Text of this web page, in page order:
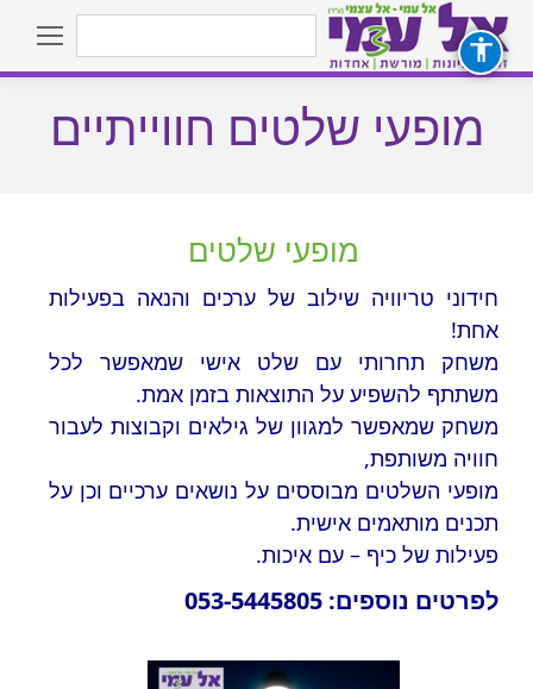
– שכבות ח’-ט’
שורשים – בני ובנות מצוה
השניים
חברתית
‘איתם ולמענם’
השנה – תכניות לחטיבה
השנה – תכניות לתיכון
You are here:
מופעי שלטים חווייתיים
מופעי שלטים
חידוני טריוויה שילוב של ערכים והנאה בפעילות
אחת!
משחק תחרותי עם שלט אישי שמאפשר לכל
משתתף להשפיע על התוצאות בזמן אמת.
משחק שמאפשר למגוון של גילאים וקבוצות לעבור
חוויה משותפת,
מופעי השלטים מבוססים על נושאים ערכיים וכן על
תכנים מותאמים אישית.
פעילות של כיף – עם איכות.
לפרטים נוספים: 053-5445805